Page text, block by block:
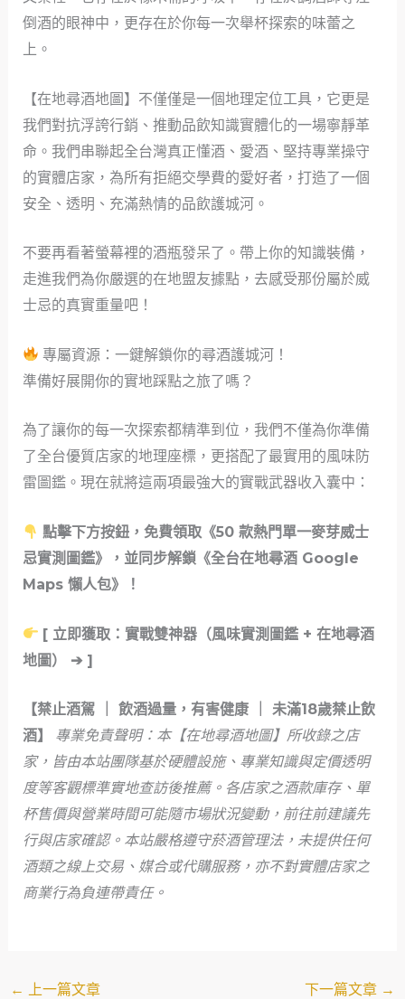
倒酒的眼神中，更存在於你每一次舉杯探索的味蕾之
上。
【在地尋酒地圖】不僅僅是一個地理定位工具，它更是
我們對抗浮誇行銷、推動品飲知識實體化的一場寧靜革
命。我們串聯起全台灣真正懂酒、愛酒、堅持專業操守
的實體店家，為所有拒絕交學費的愛好者，打造了一個
安全、透明、充滿熱情的品飲護城河。
不要再看著螢幕裡的酒瓶發呆了。帶上你的知識裝備，
走進我們為你嚴選的在地盟友據點，去感受那份屬於威
士忌的真實重量吧！
專屬資源：一鍵解鎖你的尋酒護城河！
準備好展開你的實地踩點之旅了嗎？
為了讓你的每一次探索都精準到位，我們不僅為你準備
了全台優質店家的地理座標，更搭配了最實用的風味防
雷圖鑑。現在就將這兩項最強大的實戰武器收入囊中：
點擊下方按鈕，免費領取《50 款熱門單一麥芽威士
忌實測圖鑑》，並同步解鎖《全台在地尋酒 Google
Maps 懶人包》！
[ 立即獲取：實戰雙神器（風味實測圖鑑 + 在地尋酒
地圖） ➔ ]
【禁止酒駕 ｜ 飲酒過量，有害健康 ｜ 未滿18歲禁止飲
酒】
專業免責聲明：本【在地尋酒地圖】所收錄之店
家，皆由本站團隊基於硬體設施、專業知識與定價透明
度等客觀標準實地查訪後推薦。各店家之酒款庫存、單
杯售價與營業時間可能隨市場狀況變動，前往前建議先
行與店家確認。本站嚴格遵守菸酒管理法，未提供任何
酒類之線上交易、媒合或代購服務，亦不對實體店家之
商業行為負連帶責任。
← 上一篇文章 下一篇文章 →